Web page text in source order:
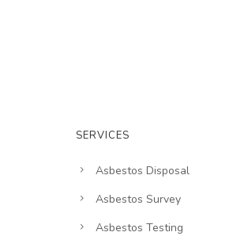
SERVICES
Asbestos Disposal
Asbestos Survey
Asbestos Testing